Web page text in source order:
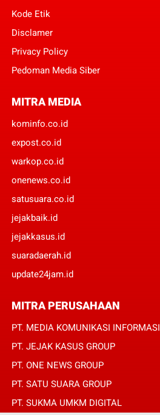
Kode Etik
Disclamer
Privacy Policy
Pedoman Media Siber
MITRA MEDIA
kominfo.co.id
expost.co.id
warkop.co.id
onenews.co.id
satusuara.co.id
jejakbaik.id
jejakkasus.id
suaradaerah.id
update24jam.id
MITRA PERUSAHAAN
PT. MEDIA KOMUNIKASI INFORMASI
PT. JEJAK KASUS GROUP
PT. ONE NEWS GROUP
PT. SATU SUARA GROUP
PT. SUKMA UMKM DIGITAL